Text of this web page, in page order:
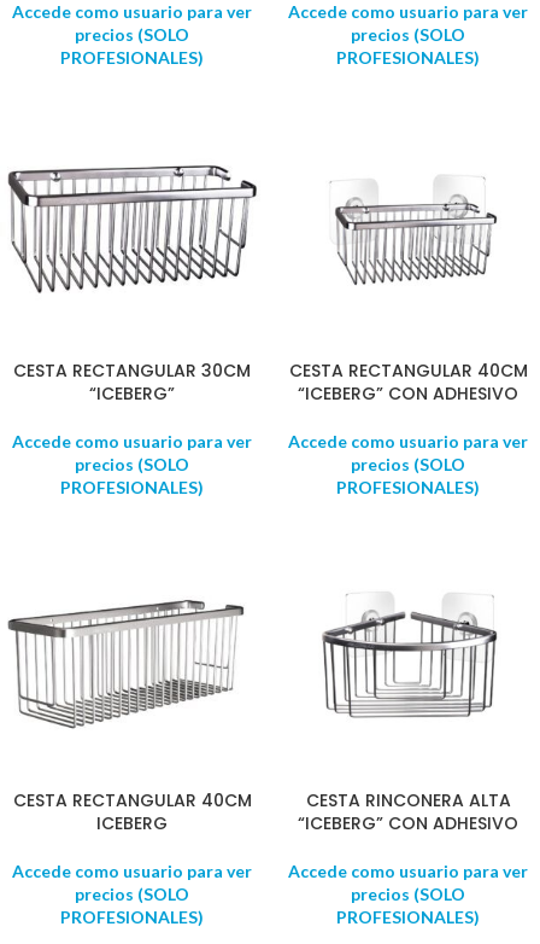
Accede como usuario para ver
precios (SOLO
PROFESIONALES)
Accede como usuario para ver
precios (SOLO
PROFESIONALES)
CESTA RECTANGULAR 30CM
“ICEBERG”
Accede como usuario para ver
precios (SOLO
PROFESIONALES)
CESTA RECTANGULAR 40CM
“ICEBERG” CON ADHESIVO
Accede como usuario para ver
precios (SOLO
PROFESIONALES)
CESTA RECTANGULAR 40CM
ICEBERG
Accede como usuario para ver
precios (SOLO
PROFESIONALES)
CESTA RINCONERA ALTA
“ICEBERG” CON ADHESIVO
Accede como usuario para ver
precios (SOLO
PROFESIONALES)